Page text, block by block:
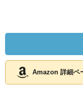
Amazon 詳細ペ